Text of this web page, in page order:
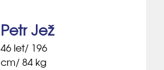
Petr Jež
46 let/ 196
cm/ 84 kg